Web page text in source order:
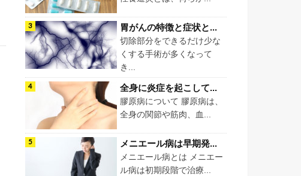
胃がんの特徴と症状と...
切除部分をできるだけ少な
くする手術が多くなって
き...
全身に炎症を起こして...
膠原病について 膠原病は、
全身の関節や筋肉、血...
メニエール病は早期発...
メニエール病とは メニエー
ル病は初期段階で治療...